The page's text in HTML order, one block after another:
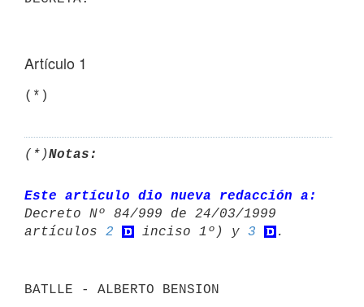
Artículo 1
(*)
(*)Notas:
Este artículo dio nueva redacción a:
Decreto Nº 84/999 de 24/03/1999
artículos 2 inciso 1º) y 3